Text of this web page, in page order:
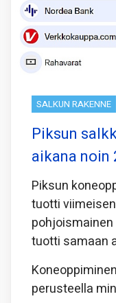
SALKUN RAKENNE
Piksun
aikana noin
Piksun
tuotti
tuotti samaan
perusteella